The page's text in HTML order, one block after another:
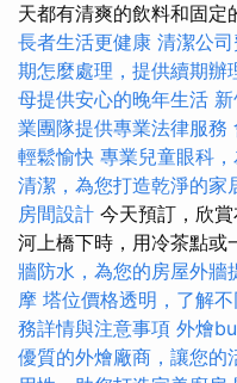
天都有清爽的飲料和固定
長者生活更健康 清潔公
期怎麼處理，提供續期辦
母提供安心的晚年生活
業團隊提供專業法律服務
輕鬆愉快 專業兒童眼科
清潔，為您打造乾淨的家
房間設計 今天預訂，欣
河上橋下時，用冷茶點或
牆防水，為您的房屋外牆
摩 塔位價格透明，了解
務詳情與注意事項 外燴
優質的外燴廠商，讓您的